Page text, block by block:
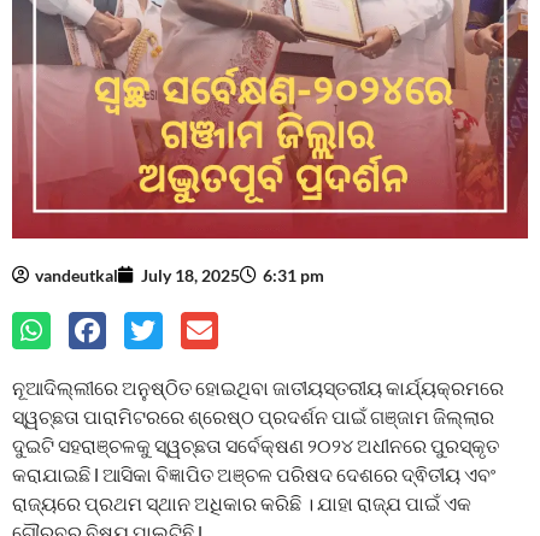
vandeutkal July 18, 2025 6:31 pm
ନୂଆଦିଲ୍ଲୀରେ ଅନୁଷ୍ଠିତ ହୋଇଥିବା ଜାତୀୟସ୍ତରୀୟ କାର୍ଯ୍ୟକ୍ରମରେ
ସ୍ୱଚ୍ଛତା ପାରାମିଟରରେ ଶ୍ରେଷ୍ଠ ପ୍ରଦର୍ଶନ ପାଇଁ ଗଞ୍ଜାମ ଜିଲ୍ଲାର
ଦୁଇଟି ସହରାଞ୍ଚଳକୁ ସ୍ୱଚ୍ଛତା ସର୍ବେକ୍ଷଣ ୨୦୨୪ ଅଧୀନରେ ପୁରସ୍କୃତ
କରାଯାଇଛି l ଆସିକା ବିଜ୍ଞାପିତ ଅଞ୍ଚଳ ପରିଷଦ ଦେଶରେ ଦ୍ଵିତୀୟ ଏବଂ
ରାଜ୍ୟରେ ପ୍ରଥମ ସ୍ଥାନ ଅଧିକାର କରିଛି । ଯାହା ରାଜ୍ଯ ପାଇଁ ଏକ